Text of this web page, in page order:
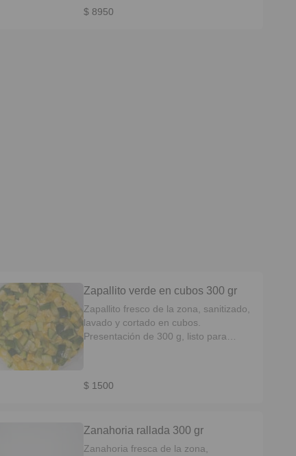
$ 8950
Zapallito verde en cubos 300 gr
Zapallito fresco de la zona, sanitizado,
lavado y cortado en cubos.
Presentación de 300 g, listo para
$ 1500
Zanahoria rallada 300 gr
Zanahoria fresca de la zona,